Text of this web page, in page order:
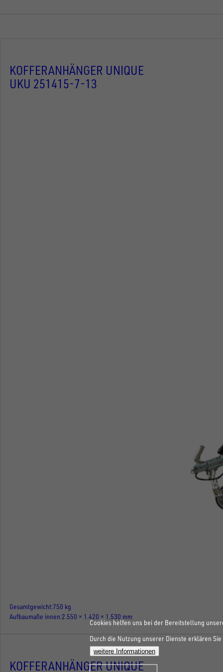
KOFFERANHÄNGER UNIQUE
UKU 251415-7-13
Gesamtgewicht 750 kg
Aufbaumaße innen 2.550 × 1.420 × 1.530 mm
KOFFERANHÄNGER UNIQUE
Cookies helfen uns bei der Bereitstellung
Durch die Nutzung unserer Dienste erklären
weitere Informationen